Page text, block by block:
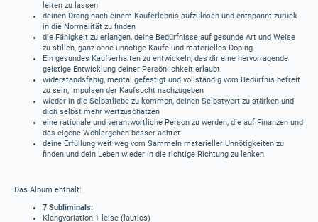
leiten zu lassen
deinen Drang nach einem Kauferlebnis aufzulösen und entspannt zurück
in die Normalität zu finden
die Fähigkeit zu erlangen, deine Bedürfnisse auf gesunde Art und Weise
zu stillen, ganz ohne unnötige Käufe und materielles Doping
Ein gesundes Kaufverhalten zu entwickeln, das dir eine hervorragende
geistige Entwicklung deiner Persönlichkeit erlaubt
widerstandsfähig, mental gefestigt und vollständig vom Bedürfnis befreit
zu sein, Impulsen der Kaufsucht nachzugeben
wieder in die Selbstliebe zu kommen, deinen Selbstwert zu stärken und
dich selbst mehr wertzuschätzen
eine rationale und verantwortliche Person zu werden, die auf Finanzen und
das eigene Wohlergehen besser achtet
deine Erfüllung weit weg vom Sammeln materieller Unnötigkeiten zu
finden und dein Leben wieder in die richtige Richtung zu lenken
Das Album enthält:
7 Subliminals:
Klangvariation + leise (lautlos)